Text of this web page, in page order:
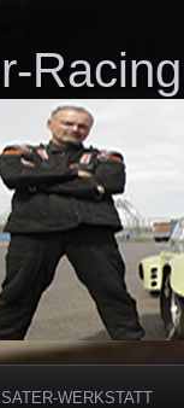
Racing
WERKSTATT